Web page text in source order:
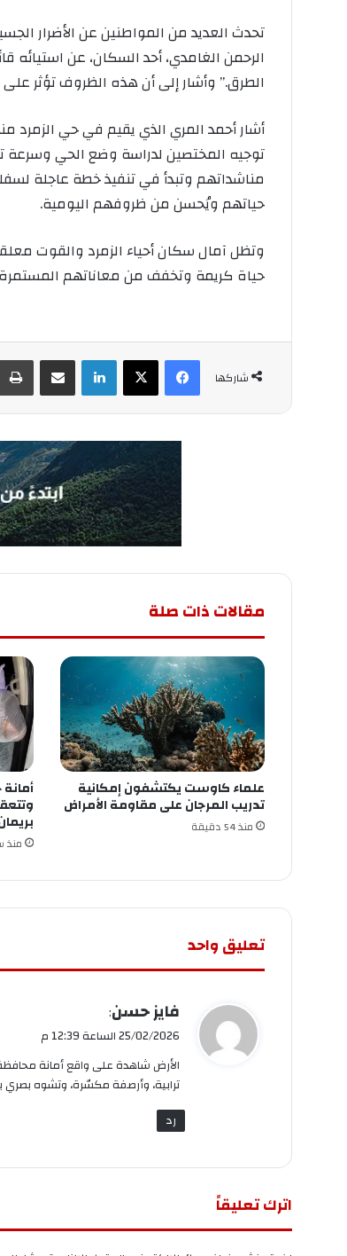
تحدث العديد من المواطنين عن الأضرار
الرحمن الغامدي، أحد السكان، عن
الطرق.” وأشار إلى أن هذه الظروف تؤثر
أشار أحمد المري الذي يقيم في حي الزمرد
توجيه المختصين لدراسة وضع الحي وسرعة
مناشداتهم وتبدأ في تنفيذ خطة عاجلة
حياتهم ويُحسن من ظروفهم اليومية.
وتظل آمال سكان أحياء الزمرد والقوت
حياة كريمة وتخفف من معاناتهم
شاركها
فيسبوك لينكدإن
مقالات ذات صلة
علماء كاوست يكتشفون إمكانية
تدريب المرجان على مقاومة الأمراض
منذ 54 دقيقة
منذ
تعليق واحد
ي
ق
ل
فايز حسن:
25/02/2026 الساعة 12:39 م
الأرض شاهدة على واقع أمانة
ترابية، وأرصفة مكسّرة، وتشوه
رد
اترك تعليقاً